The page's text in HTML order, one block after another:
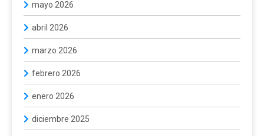
mayo 2026
abril 2026
marzo 2026
febrero 2026
enero 2026
diciembre 2025